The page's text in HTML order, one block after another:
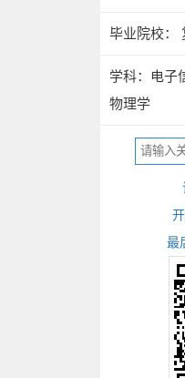
毕业院校：
学科：电子
物理学
最